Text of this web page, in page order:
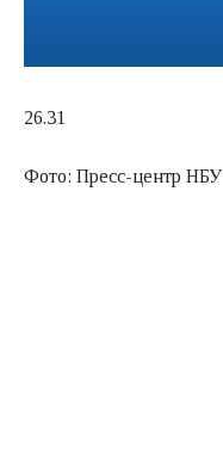
26.31
Фото: Пресс-центр НБУ